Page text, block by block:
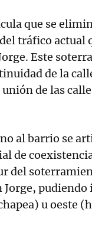
que se
tráfico actual
Este
de la
de las
al barrio se
de
del
Jorge,
u oeste